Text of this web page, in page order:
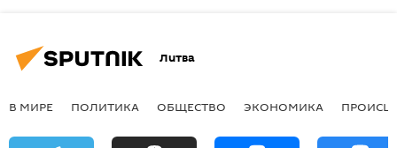
Литва
В МИРЕ ПОЛИТИКА ОБЩЕСТВО ЭКОНОМИКА